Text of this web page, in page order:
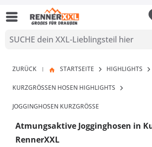
ZURÜCK | STARTSEITE HIGHLIGHTS
KURZGRÖSSEN HOSEN HIGHLIGHTS
JOGGINGHOSEN KURZGRÖSSE
Atmungsaktive Jogginghosen in
RennerXXL